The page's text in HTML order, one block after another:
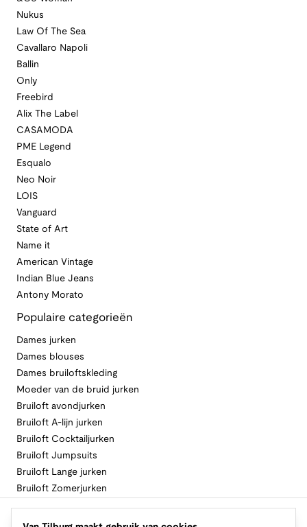
Nukus
Law Of The Sea
Cavallaro Napoli
Ballin
Only
Freebird
Alix The Label
CASAMODA
PME Legend
Esqualo
Neo Noir
LOIS
Vanguard
State of Art
Name it
American Vintage
Indian Blue Jeans
Antony Morato
Populaire categorieën
Dames jurken
Dames blouses
Dames bruiloftskleding
Moeder van de bruid jurken
Bruiloft avondjurken
Bruiloft A-lijn jurken
Bruiloft Cocktailjurken
Bruiloft Jumpsuits
Bruiloft Lange jurken
Bruiloft Zomerjurken